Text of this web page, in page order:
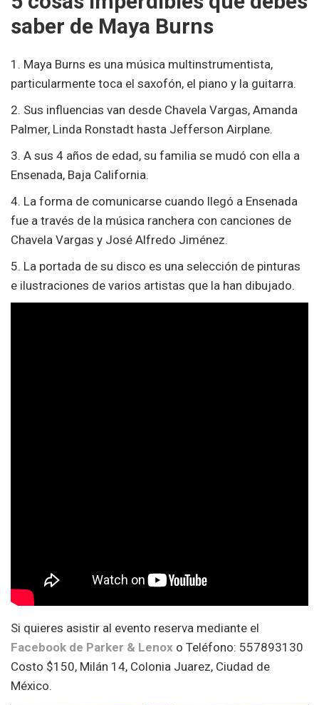
saber de Maya Burns
1. Maya Burns es una música multinstrumentista,
particularmente toca el saxofón, el piano y la guitarra.
2. Sus influencias van desde Chavela Vargas, Amanda
Palmer, Linda Ronstadt hasta Jefferson Airplane.
3. A sus 4 años de edad, su familia se mudó con ella a
Ensenada, Baja California.
4. La forma de comunicarse cuando llegó a Ensenada
fue a través de la música ranchera con canciones de
Chavela Vargas y José Alfredo Jiménez.
5. La portada de su disco es una selección de pinturas
e ilustraciones de varios artistas que la han dibujado.
Si quieres asistir al evento reserva mediante el
Facebook de Parker & Lenox o Teléfono: 557893130
Costo $150, Milán 14, Colonia Juarez, Ciudad de
México.